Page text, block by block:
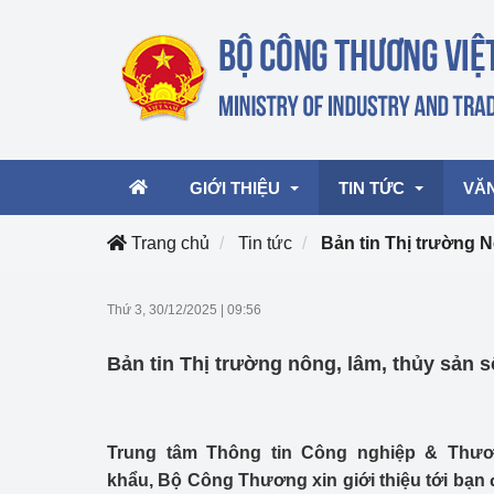
GIỚI THIỆU TIN TỨC
mại, Dịch vụ Việt
Hoạt động của Bộ
Trang chủ Tin tức Bản tin Thị trường
Thứ 3, 30/12/2025 09:56
Bản tin Thị trường nông, lâm, thủy sản
Trung tâm Thông tin Công nghiệp &
khẩu, Bộ Công Thương xin giới thiệu tới